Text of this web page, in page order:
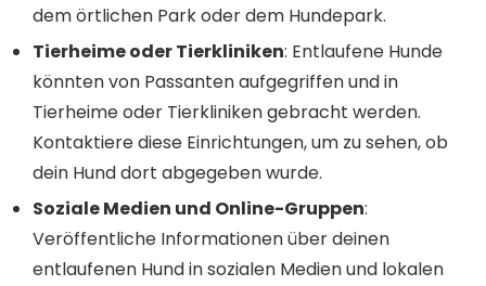
dem örtlichen Park oder dem Hundepark.
Tierheime oder Tierkliniken: Entlaufene Hunde
könnten von Passanten aufgegriffen und in
Tierheime oder Tierkliniken gebracht werden.
Kontaktiere diese Einrichtungen, um zu sehen, ob
dein Hund dort abgegeben wurde.
Soziale Medien und Online-Gruppen:
Veröffentliche Informationen über deinen
entlaufenen Hund in sozialen Medien und lokalen